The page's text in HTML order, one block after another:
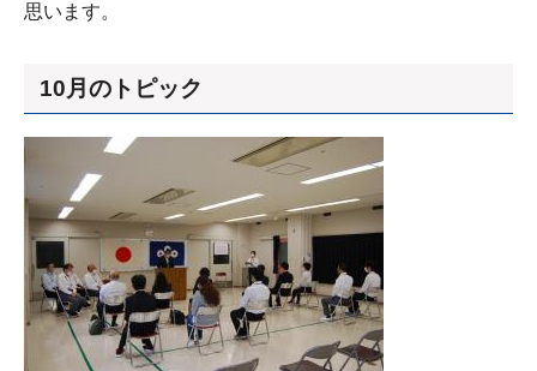
思います。
10月のトピック